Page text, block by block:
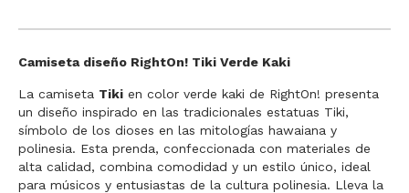
Camiseta diseño RightOn! Tiki Verde Kaki
La camiseta Tiki en color verde kaki de RightOn! presenta
un diseño inspirado en las tradicionales estatuas Tiki,
símbolo de los dioses en las mitologías hawaiana y
polinesia. Esta prenda, confeccionada con materiales de
alta calidad, combina comodidad y un estilo único, ideal
para músicos y entusiastas de la cultura polinesia. Lleva la